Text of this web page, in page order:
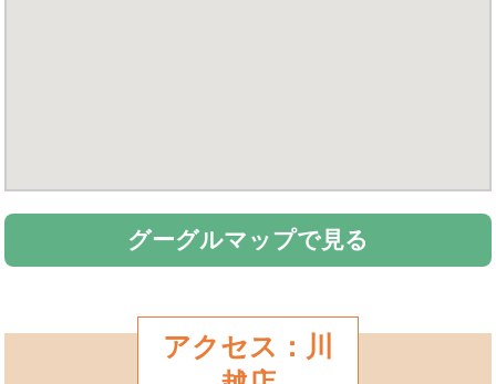
グーグルマップで見る
アクセス：川